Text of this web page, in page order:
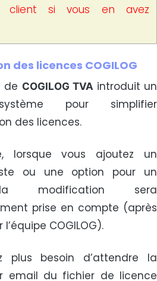
client si vous en avez
des licences COGILOG
de COGILOG TVAintroduit un
pour simplifier
des licences.
lorsque vous ajoutez un
ou une option pour un
modification sera
prise en compte (après
COGILOG).
plus besoin d’attendre la
email du fichier de licence